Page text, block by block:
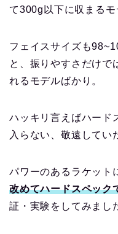
て300g以下に収まるモ
フェイスサイズも
と、振りやすさだけで
れるモデルばかり。
ハッキリ言えばハード
入らない、敬遠してい
パワーのあるラケット
改めてハードスペック
証・実験をしてみまし